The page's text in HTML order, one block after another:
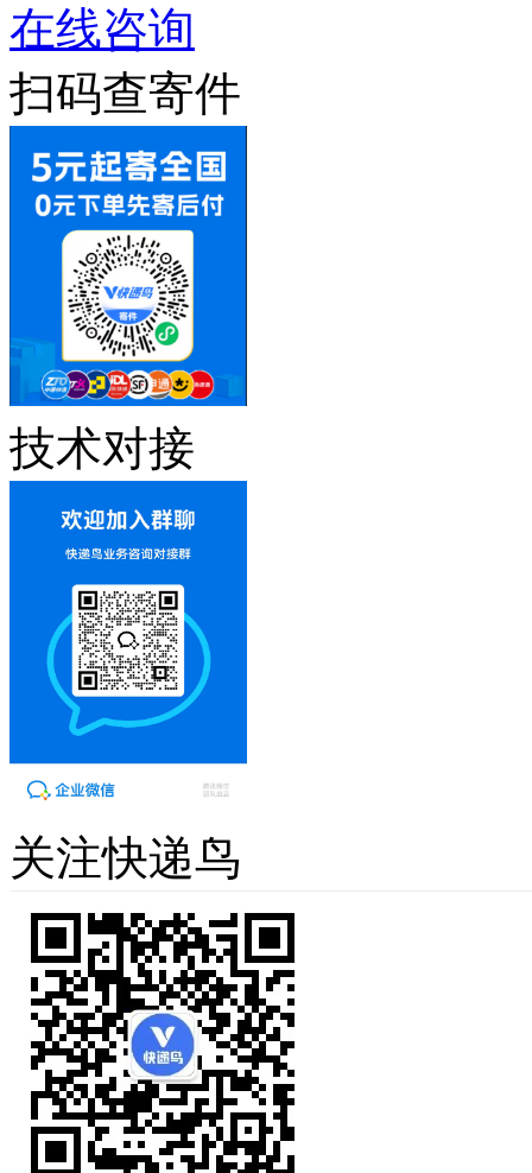
在线咨询
扫码查寄件
技术对接
关注快递鸟